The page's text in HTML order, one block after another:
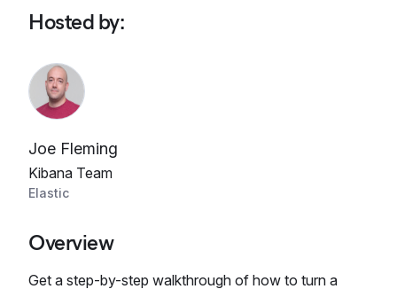
Hosted by:
Joe Fleming
Kibana Team
Elastic
Overview
Get a step-by-step walkthrough of how to turn a